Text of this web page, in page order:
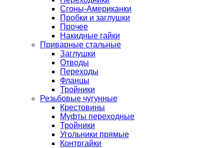
Сгоны-Американки
Пробки и заглушки
Прочее
Накидные гайки
Приварные стальные
Заглушки
Отводы
Переходы
Фланцы
Тройники
Резьбовые чугунные
Крестовины
Муфты переходные
Тройники
Угольники прямые
Контргайки